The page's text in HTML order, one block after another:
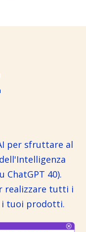
per sfruttare al
40).
realizzare tutti i
i tuoi prodotti.